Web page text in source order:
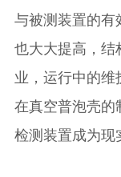
与被测装置的有
也大大提高，结
业，运行中的维
在真空普泡壳的
检测装置成为现